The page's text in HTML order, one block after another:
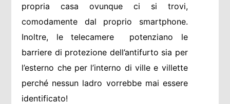
propria casa ovunque ci si trovi,
comodamente dal proprio smartphone.
Inoltre, le telecamere potenziano le
barriere di protezione dell’antifurto sia per
l’esterno che per l’interno di ville e villette
perché nessun ladro vorrebbe mai essere
identificato!